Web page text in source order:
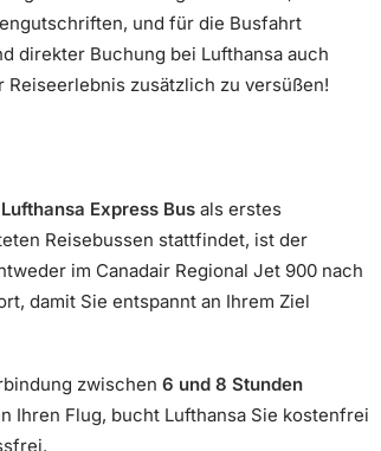
und für die Busfahrt
direkter Buchung bei Lufthansa auch
Reiseerlebnis zusätzlich zu versüßen!
Lufthansa Express Bus als erstes
Reisebussen stattfindet, ist der
im Canadair Regional Jet 900 nach
damit Sie entspannt an Ihrem Ziel
zwischen 6 und 8 Stunden
Ihren Flug, bucht Lufthansa Sie kostenfrei